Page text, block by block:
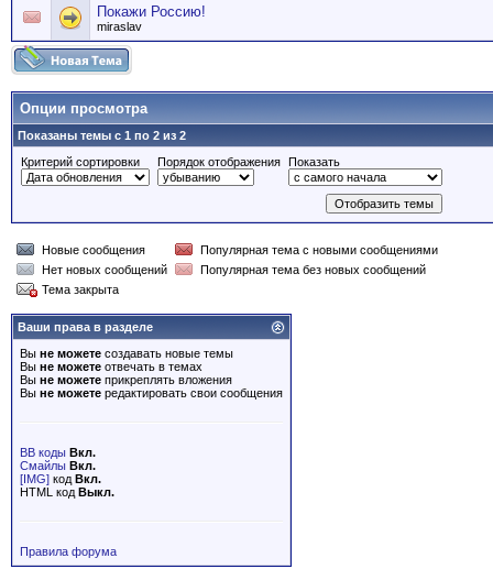
Покажи Россию!
miraslav
Опции просмотра
Показаны темы с 1 по 2 из 2
Критерий сортировки
Порядок отображения Показать
Новые сообщения
Популярная тема с новыми сообщениями
Нет новых сообщений
Популярная тема без новых сообщений
Тема закрыта
Ваши права в разделе
Вы не можете создавать новые темы
Вы не можете отвечать в темах
Вы не можете прикреплять вложения
Вы не можете редактировать свои сообщения
BB коды Вкл.
Смайлы Вкл.
[IMG] код Вкл.
HTML код Выкл.
Правила форума